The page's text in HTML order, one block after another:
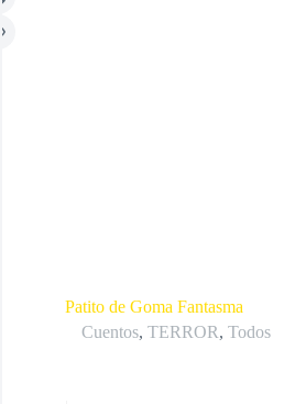
Patito de Goma Fantasma
Cuentos, TERROR, Todos